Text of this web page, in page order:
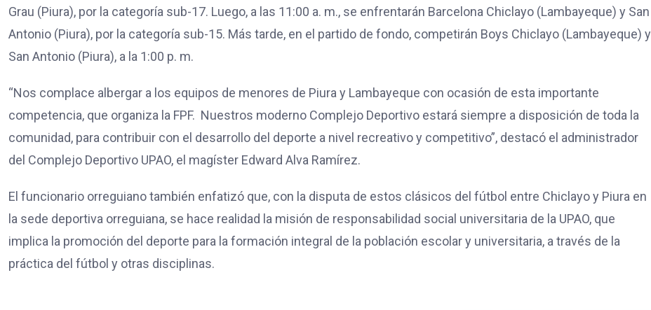
Grau (Piura), por la categoría sub-17. Luego, a las 11:00 a. m., se enfrentarán Barcelona Chiclayo (Lambayeque) y San
Antonio (Piura), por la categoría sub-15. Más tarde, en el partido de fondo, competirán Boys Chiclayo (Lambayeque) y
San Antonio (Piura), a la 1:00 p. m.
“Nos complace albergar a los equipos de menores de Piura y Lambayeque con ocasión de esta importante
competencia, que organiza la FPF. Nuestros moderno Complejo Deportivo estará siempre a disposición de toda la
comunidad, para contribuir con el desarrollo del deporte a nivel recreativo y competitivo”, destacó el administrador
del Complejo Deportivo UPAO, el magíster Edward Alva Ramírez.
El funcionario orreguiano también enfatizó que, con la disputa de estos clásicos del fútbol entre Chiclayo y Piura en
la sede deportiva orreguiana, se hace realidad la misión de responsabilidad social universitaria de la UPAO, que
implica la promoción del deporte para la formación integral de la población escolar y universitaria, a través de la
práctica del fútbol y otras disciplinas.